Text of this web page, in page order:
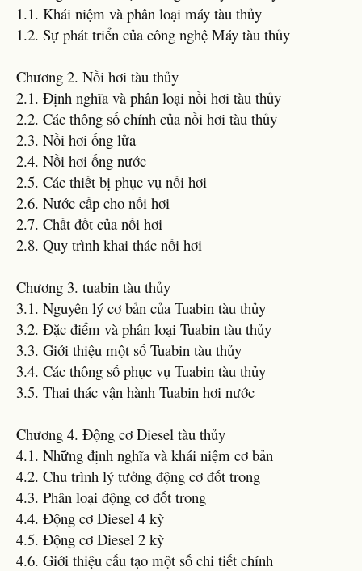
1.1. Khái niệm và phân loại máy tàu thủy
1.2. Sự phát triển của công nghệ Máy tàu thủy
Chương 2. Nồi hơi tàu thủy
2.1. Định nghĩa và phân loại nồi hơi tàu thủy
2.2. Các thông số chính của nồi hơi tàu thủy
2.3. Nồi hơi ống lửa
2.4. Nồi hơi ống nước
2.5. Các thiết bị phục vụ nồi hơi
2.6. Nước cấp cho nồi hơi
2.7. Chất đốt của nồi hơi
2.8. Quy trình khai thác nồi hơi
Chương 3. tuabin tàu thủy
3.1. Nguyên lý cơ bản của Tuabin tàu thủy
3.2. Đặc điểm và phân loại Tuabin tàu thủy
3.3. Giới thiệu một số Tuabin tàu thủy
3.4. Các thông số phục vụ Tuabin tàu thủy
3.5. Thai thác vận hành Tuabin hơi nước
Chương 4. Động cơ Diesel tàu thủy
4.1. Những định nghĩa và khái niệm cơ bản
4.2. Chu trình lý tưởng động cơ đốt trong
4.3. Phân loại động cơ đốt trong
4.4. Động cơ Diesel 4 kỳ
4.5. Động cơ Diesel 2 kỳ
4.6. Giới thiệu cấu tạo một số chi tiết chính